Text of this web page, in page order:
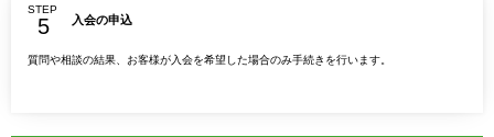
STEP
入会の申込
質問や相談の結果、お客様が入会を希望した場合のみ手続きを行います。